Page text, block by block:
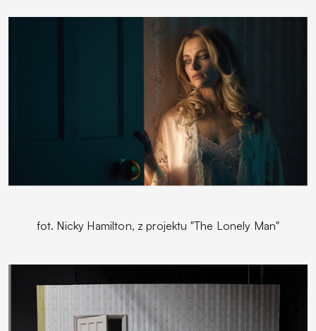
fot. Nicky Hamilton, z projektu "The Lonely Man"